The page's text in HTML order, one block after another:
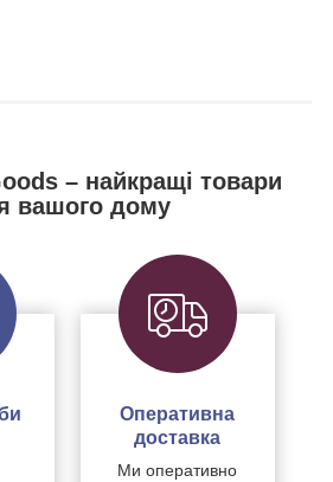
– найкращі товари
вашого дому
Оперативна
доставка
Ми оперативно